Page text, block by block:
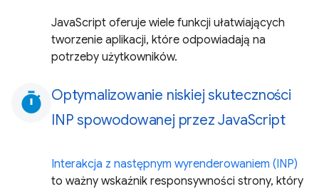
JavaScript oferuje wiele funkcji ułatwiających
tworzenie aplikacji, które odpowiadają na
potrzeby użytkowników.
timer Optymalizowanie niskiej skuteczności
INP spowodowanej przez JavaScript
Interakcja z następnym wyrenderowaniem (INP)
to ważny wskaźnik responsywności strony, który